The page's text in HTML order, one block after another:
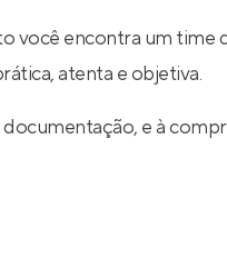
você encontra um time
atenta e objetiva.
e à